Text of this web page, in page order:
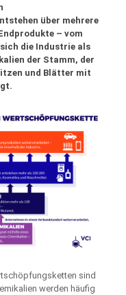
über mehrere
– vom
die Industrie als
der Stamm, der
und Blätter mit
sind
werden häufig